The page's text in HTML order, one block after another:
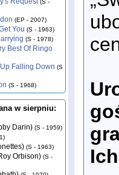
(S -
(EP - 2007)
You (S - 1963)
(S - 1978)
Best Of Ringo
Falling Down (S
(S - 1968)
w sierpniu:
Darin) (S - 1959)
(S - 1963)
Orbison) (S -